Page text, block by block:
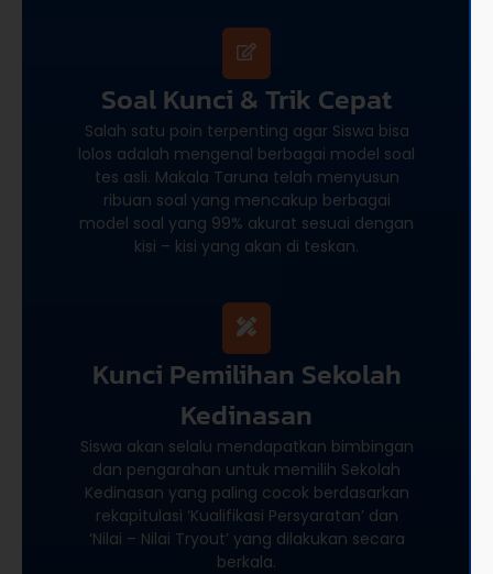
Soal Kunci & Trik Cepat
Salah satu poin terpenting agar Siswa bisa
lolos adalah mengenal berbagai model soal
tes asli. Makala Taruna telah menyusun
ribuan soal yang mencakup berbagai
model soal yang 99% akurat sesuai dengan
kisi – kisi yang akan di teskan.
Kunci Pemilihan Sekolah
Kedinasan
Siswa akan selalu mendapatkan bimbingan
dan pengarahan untuk memilih Sekolah
Kedinasan yang paling cocok berdasarkan
rekapitulasi ‘Kualifikasi Persyaratan’ dan
‘Nilai – Nilai Tryout’ yang dilakukan secara
berkala.